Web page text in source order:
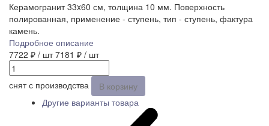
Керамогранит 33x60 см, толщина 10 мм. Поверхность
полированная, применение - ступень, тип - ступень, фактура
камень.
Подробное описание
7722 ₽ / шт 7181 ₽ / шт
снят с производства
В корзину
Другие варианты товара